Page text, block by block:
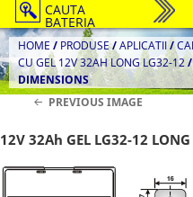
CAUTA
BATERIA
HOME / PRODUSE/APLICATII/
CU GEL 12V 32AH LONG LG32-12
DIMENSIONS
PREVIOUS IMAGE
12V 32Ah GEL LG32-12